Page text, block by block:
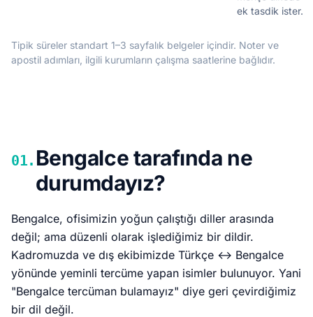
ek tasdik ister.
Tipik süreler standart 1–3 sayfalık belgeler içindir. Noter ve
apostil adımları, ilgili kurumların çalışma saatlerine bağlıdır.
01. Bengalce tarafında ne
durumdayız?
Bengalce, ofisimizin yoğun çalıştığı diller arasında
değil; ama düzenli olarak işlediğimiz bir dildir.
Kadromuzda ve dış ekibimizde Türkçe ↔ Bengalce
yönünde yeminli tercüme yapan isimler bulunuyor. Yani
"Bengalce tercüman bulamayız" diye geri çevirdiğimiz
bir dil değil.